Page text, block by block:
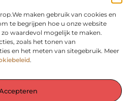
maken gebruik van cookies en
te begrijpen hoe u onze website
waardevol mogelijk te maken.
zoals het tonen van
en het meten van sitegebruik. Meer
.